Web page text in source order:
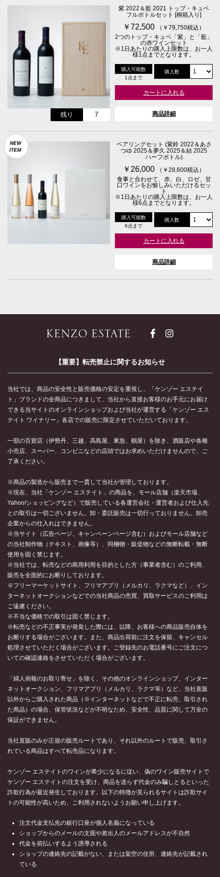
残り 7
紫 2022＆藍 2021 トップ・キュベ
フルボトルセット [桐箱入り]
￥72,500
（￥79,750税込）
2つのトップ・キュベ「紫」と「藍」
の赤ワインセット
※1日あたりの購入上限数は、お一人
様1点までとなります。
購入可能数
1点まで
購入数
カートに入れる
商品詳細
NEW
ITEM
ペアリングセット (紫鈴 2022＆あさ
つゆ 2025＆夢久 2025＆結 2025
ハーフボトル)
￥26,000
（￥28,600税込）
食事と合わせて、赤、白、ロゼ、甘
口ワインをお愉しみいただけるセッ
ト
※1日あたりの購入上限数は、お一人
様6点までとなります。
購入可能数
6点まで
購入数
カートに入れる
商品詳細
【重要】転売禁止に関するお知らせ
当社では、商品の安全性と販売価格の安定を重視し、「ケンゾー エステイ
ト」ブランドの全商品につきまして、当社から直接お客様のお手元にお届け
できる当サイトのオンラインショップおよび当社が運営する「ケンゾー エス
テイト ワイナリー」各店での販売に限定させていただいております。
一部の百貨店（伊勢丹、三越、高島屋、東急、鶴屋）を除き、酒販店や各種
小売店、スーパー、コンビニなどの店頭ではお求めいただけませんので、ご
了承ください。
※商品の製造から販売まで一貫して当社が管理しております。
※現在、当社「ケンゾー エステイト」の商品を、モール店舗（楽天市場、
Yahoo!ショッピングなど）で販売している各運営会社・運営者および仕入先
との取引は一切ございません。卸・委託販売は一切行っておりません。卸売
企業からの仕入れはできません。
※当サイト（広告ページ、キャンペーンページ含む）およびモール店舗など
の当社制作物（テキスト、画像等）、同梱物・販促物などの無断転載・無断
使用を固く禁じます。
※当社では、転売などの商用利用を目的とした方（事業者含む）のご利用、
販売を全面的にお断りしております。
※フリーマーケットサイト、フリマアプリ（メルカリ、ラクマなど）、イン
ターネットオークションなどでの当社商品の売買、買取サービスのご利用は
ご遠慮ください。
※不当な価格での取引は固く禁じます。
※転売などの不正事実が発覚した際には、以降、お客様への商品販売自体を
お断りする場合がございます。また、商品出荷前に注文を保留、キャンセル
処理させていただく場合がございます。ご登録先のお電話番号にご注文につ
いての確認連絡をさせていただく場合がございます。
「婦人画報のお取り寄せ」を除く、その他のオンラインショップ、インター
ネットオークション、フリマアプリ（メルカリ、ラクマ等）など、当社直販
以外からご購入された商品（※インターネットなどで不正に転売、取引され
た商品）の場合、保管状況などが不明なため、安全性、品質に関して万全の
保証ができません。
当社直販のみが正規の販売ルートであり、それ以外のルートで販売、取引さ
れている商品はすべて転売品になります。
ケンゾー エステイトのワインが希少になるに従い、偽のワイン販売サイトで
ケンゾー エステイトの注文を受け、商品を送らず代金のみ騙しとるといった
詐欺行為が最近発生しております。以下の特徴が見られるサイトは詐欺サイ
トの可能性が高いため、ご利用されないようお願い申し上げます。
注文代金支払先の銀行口座が個人名義になっている
ショップからのメールの文面や差出人のメールアドレスが不自然
代金を前払いするよう誘導される
ショップの連絡先の記載がない、または架空の住所、連絡先が記載され
ている